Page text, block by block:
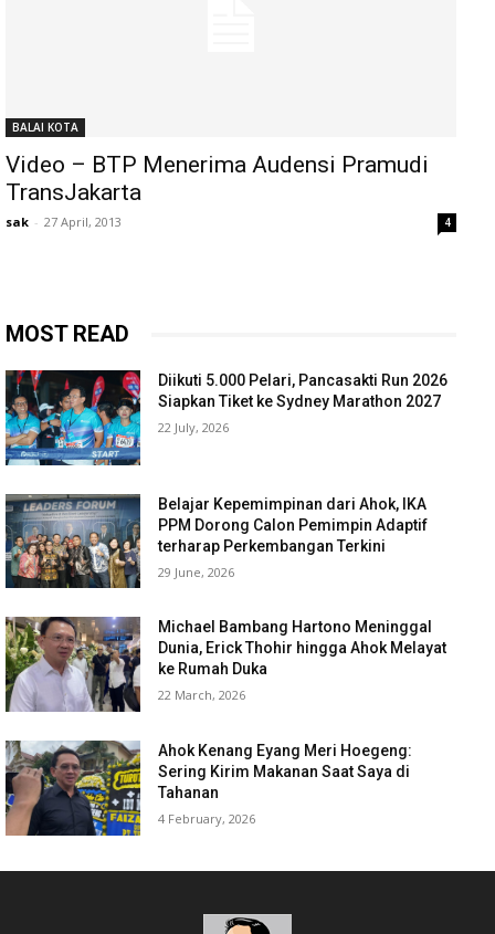
BALAI KOTA
Video – BTP Menerima Audensi Pramudi
TransJakarta
sak - 27 April, 2013 4
MOST READ
Diikuti 5.000 Pelari, Pancasakti Run 2026
Siapkan Tiket ke Sydney Marathon 2027
22 July, 2026
Belajar Kepemimpinan dari Ahok, IKA
PPM Dorong Calon Pemimpin Adaptif
terharap Perkembangan Terkini
29 June, 2026
Michael Bambang Hartono Meninggal
Dunia, Erick Thohir hingga Ahok Melayat
ke Rumah Duka
22 March, 2026
Ahok Kenang Eyang Meri Hoegeng:
Sering Kirim Makanan Saat Saya di
Tahanan
4 February, 2026